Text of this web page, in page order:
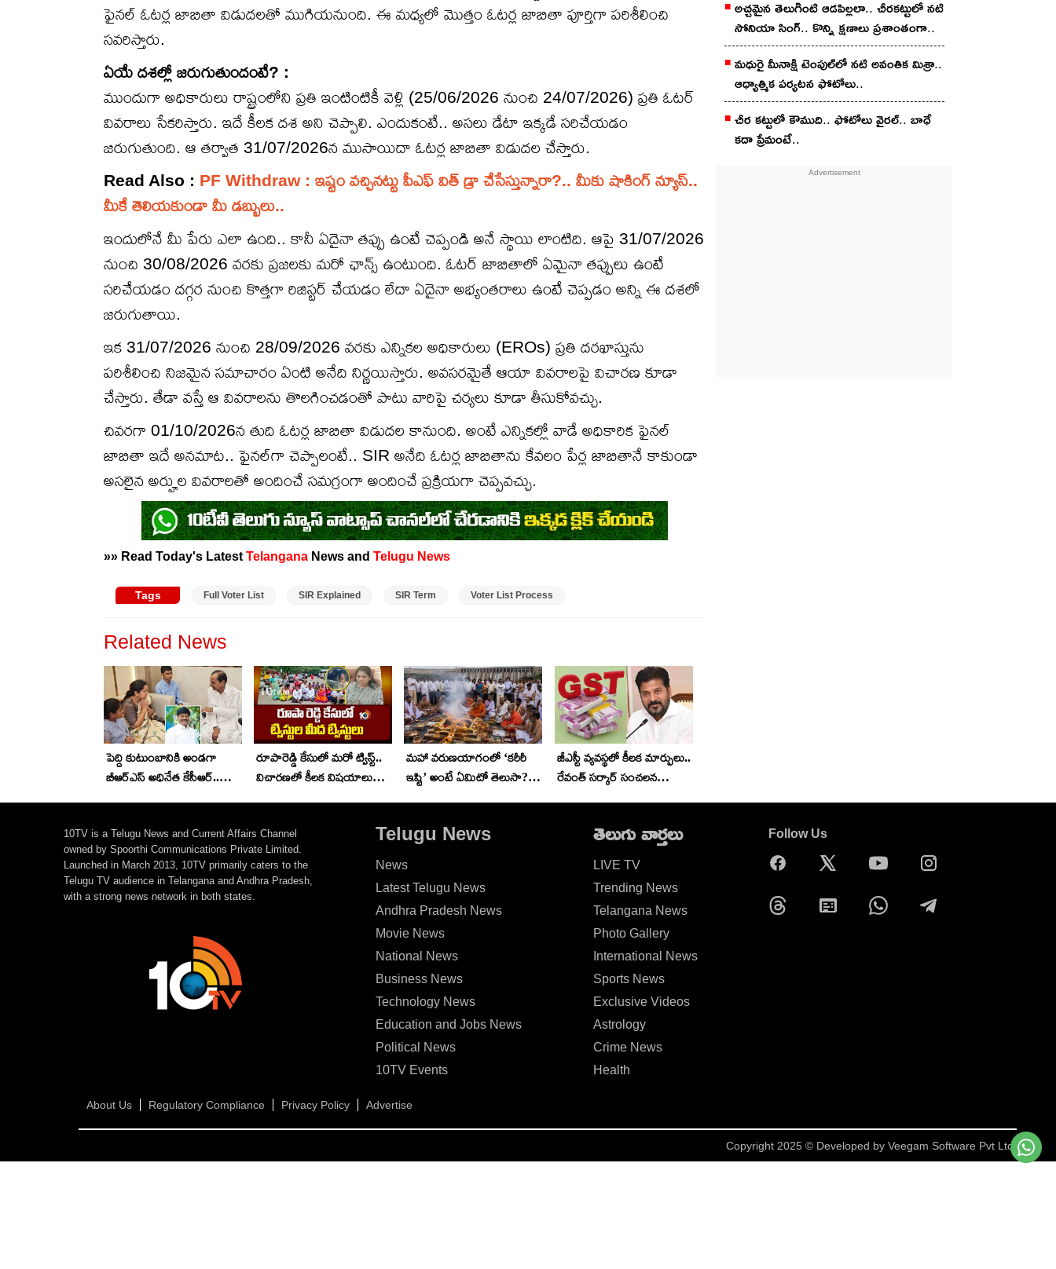
ఫైనల్ ఓటర్ల జాబితా విడుదలతో ముగియనుంది. ఈ మధ్యలో మొత్తం ఓటర్ల జాబితా పూర్తిగా పరిశీలించి
సవరిస్తారు.
ఏయే దశల్లో జరుగుతుందంటే? :
ముందుగా అధికారులు రాష్ట్రంలోని ప్రతి ఇంటింటికీ వెళ్లి (25/06/2026 నుంచి 24/07/2026) ప్రతి ఓటర్
వివరాలు సేకరిస్తారు. ఇదే కీలక దశ అని చెప్పాలి. ఎందుకంటే.. అసలు డేటా ఇక్కడే సరిచేయడం
జరుగుతుంది. ఆ తర్వాత 31/07/2026న ముసాయిదా ఓటర్ల జాబితా విడుదల చేస్తారు.
Read Also : PF Withdraw : ఇష్టం వచ్చినట్టు పీఎఫ్ విత్ డ్రా చేసేస్తున్నారా?.. మీకు షాకింగ్ న్యూస్..
మీకే తెలియకుండా మీ డబ్బులు..
ఇందులోనే మీ పేరు ఎలా ఉంది.. కానీ ఏదైనా తప్పు ఉంటే చెప్పండి అనే స్థాయి లాంటిది. ఆపై 31/07/2026
నుంచి 30/08/2026 వరకు ప్రజలకు మరో ఛాన్స్ ఉంటుంది. ఓటర్ జాబితాలో ఏమైనా తప్పులు ఉంటే
సరిచేయడం దగ్గర నుంచి కొత్తగా రిజిస్టర్ చేయడం లేదా ఏదైనా అభ్యంతరాలు ఉంటే చెప్పడం అన్ని ఈ దశలో
జరుగుతాయి.
ఇక 31/07/2026 నుంచి 28/09/2026 వరకు ఎన్నికల అధికారులు (EROs) ప్రతి దరఖాస్తును
పరిశీలించి నిజమైన సమాచారం ఏంటి అనేది నిర్ణయిస్తారు. అవసరమైతే ఆయా వివరాలపై విచారణ కూడా
చేస్తారు. తేడా వస్తే ఆ వివరాలను తొలగించడంతో పాటు వారిపై చర్యలు కూడా తీసుకోవచ్చు.
చివరగా 01/10/2026న తుది ఓటర్ల జాబితా విడుదల కానుంది. అంటే ఎన్నికల్లో వాడే అధికారిక ఫైనల్
జాబితా ఇదే అనమాట.. ఫైనల్‌గా చెప్పాలంటే.. SIR అనేది ఓటర్ల జాబితాను కేవలం పేర్ల జాబితానే కాకుండా
అసలైన అర్హుల వివరాలతో అందించే సమగ్రంగా అందించే ప్రక్రియగా చెప్పవచ్చు.
»» Read Today's Latest Telangana News and Telugu News
Tags Full Voter List SIR Explained SIR Term Voter List Process
Related News
పెద్ది కుటుంబానికి అండగా
బీఆర్ఎస్ అధినేత కేసీఆర్..
రూపారెడ్డి కేసులో మరో ట్విస్ట్..
విచారణలో కీలక విషయాలు
మహా వరుణయాగంలో ‘కరీరీ
ఇష్టి’ అంటే ఏమిటో తెలుసా?
జీఎస్టీ వ్యవస్థలో కీలక మార్పులు..
రేవంత్ సర్కార్ సంచలన
అచ్చ‌మైన తెలుగింటి ఆడ‌పిల్ల‌లా.. చీర‌క‌ట్టులో న‌టి
సోనియా సింగ్‌.. కొన్ని క్షణాలు ప్రశాంతంగా..
మధురై మీనాక్షి టెంపుల్‌లో న‌టి అవంతిక మిశ్రా..
ఆధ్యాత్మిక ప‌ర్య‌ట‌న ఫోటోలు..
చీర క‌ట్టులో కౌముది.. ఫోటోలు వైర‌ల్‌.. బాధే
కదా ప్రేమంటే..
10TV is a Telugu News and Current Affairs Channel
owned by Spoorthi Communications Private Limited.
Launched in March 2013, 10TV primarily caters to the
Telugu TV audience in Telangana and Andhra Pradesh,
with a strong news network in both states.
Telugu News
News
Latest Telugu News
Andhra Pradesh News
Movie News
National News
Business News
Technology News
Education and Jobs News
Political News
10TV Events
తెలుగు వార్తలు
LIVE TV
Trending News
Telangana News
Photo Gallery
International News
Sports News
Exclusive Videos
Astrology
Crime News
Health
Follow Us
About Us Regulatory Compliance Privacy Policy Advertise
Copyright 2025 © Developed by Veegam Software Pvt Ltd.